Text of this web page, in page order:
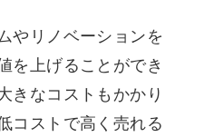
やリノベーションを
を上げることができ
きなコストもかかり
コストで高く売れる